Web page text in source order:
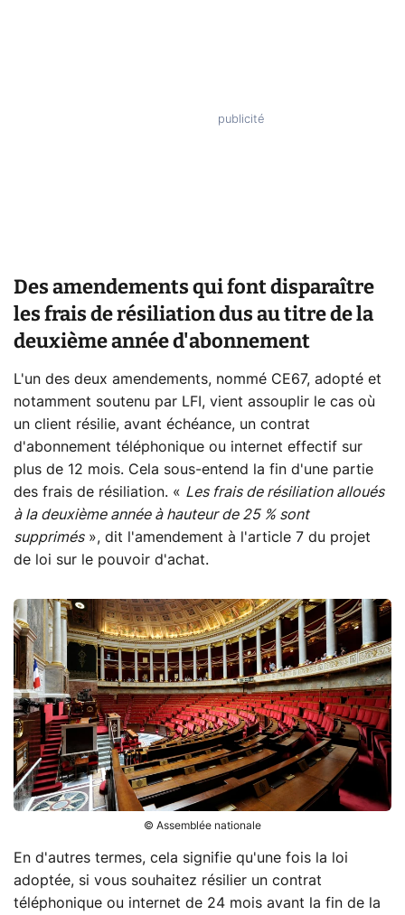
Des amendements qui font disparaître
les frais de résiliation dus au titre de la
deuxième année d'abonnement
L'un des deux amendements, nommé CE67, adopté et
notamment soutenu par LFI, vient assouplir le cas où
un client résilie, avant échéance, un contrat
d'abonnement téléphonique ou internet effectif sur
plus de 12 mois. Cela sous-entend la fin d'une partie
des frais de résiliation. « Les frais de résiliation alloués
à la deuxième année à hauteur de 25 % sont
supprimés», dit l'amendement à l'article 7 du projet
de loi sur le pouvoir d'achat.
© Assemblée nationale
En d'autres termes, cela signifie qu'une fois la loi
adoptée, si vous souhaitez résilier un contrat
téléphonique ou internet de 24 mois avant la fin de la